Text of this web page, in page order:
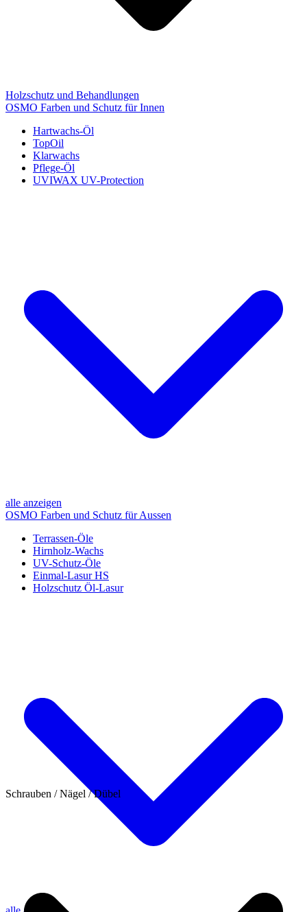
Holzschutz und Behandlungen
OSMO Farben und Schutz für Innen
Hartwachs-Öl
TopOil
Klarwachs
Pflege-Öl
UVIWAX UV-Protection
alle anzeigen
OSMO Farben und Schutz für Aussen
Terrassen-Öle
Hirnholz-Wachs
UV-Schutz-Öle
Einmal-Lasur HS
Holzschutz Öl-Lasur
Schrauben / Nägel / Dübel